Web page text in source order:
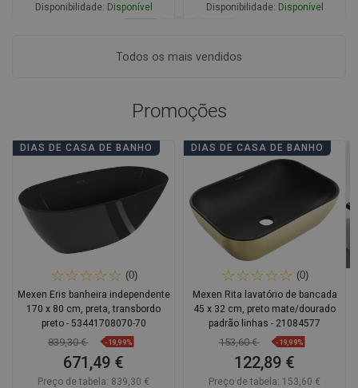
Disponibilidade: Disponível
Disponibilidade: Disponível
Todos os mais vendidos
Promoções
DIAS DE CASA DE BANHO
(0)
Mexen Eris banheira independente
170 x 80 cm, preta, transbordo
preto - 53441708070-70
839,30 € -19,99%
671,49 €
Preço de tabela: 839,30 €
DIAS DE CASA DE BANHO
(0)
Mexen Rita lavatório de bancada
45 x 32 cm, preto mate/dourado
padrão linhas - 21084577
153,60 € -19,99%
122,89 €
Preço de tabela: 153,60 €